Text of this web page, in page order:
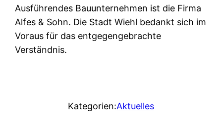
Ausführendes Bauunternehmen ist die Firma
Alfes & Sohn. Die Stadt Wiehl bedankt sich im
Voraus für das entgegengebrachte
Verständnis.
Kategorien:Aktuelles